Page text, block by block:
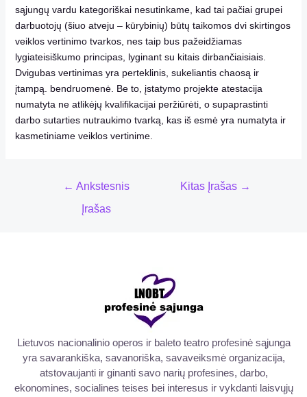
sąjungų vardu kategoriškai nesutinkame, kad tai pačiai grupei
darbuotojų (šiuo atveju – kūrybinių) būtų taikomos dvi skirtingos
veiklos vertinimo tvarkos, nes taip bus pažeidžiamas
lygiateisiškumo principas, lyginant su kitais dirbančiaisiais.
Dvigubas vertinimas yra perteklinis, sukeliantis chaosą ir
įtampą. bendruomenė. Be to, įstatymo projekte atestacija
numatyta ne atlikėjų kvalifikacijai peržiūrėti, o supaprastinti
darbo sutarties nutraukimo tvarką, kas iš esmė yra numatyta ir
kasmetiniame veiklos vertinime.
← Ankstesnis
Įrašas
Kitas Įrašas →
Lietuvos nacionalinio operos ir baleto teatro profesinė sąjunga
yra savarankiška, savanoriška, savaveiksmė organizacija,
atstovaujanti ir ginanti savo narių profesines, darbo,
ekonomines, socialines teises bei interesus ir vykdanti laisvųjų